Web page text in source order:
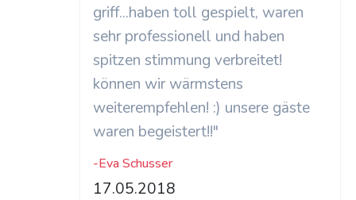
griff...haben toll gespielt, waren
sehr professionell und haben
spitzen stimmung verbreitet!
können wir wärmstens
weiterempfehlen! :) unsere gäste
waren begeistert!!"
-Eva Schusser
17.05.2018